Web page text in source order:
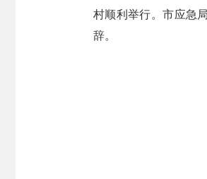
村顺利举行。市应急
辞。